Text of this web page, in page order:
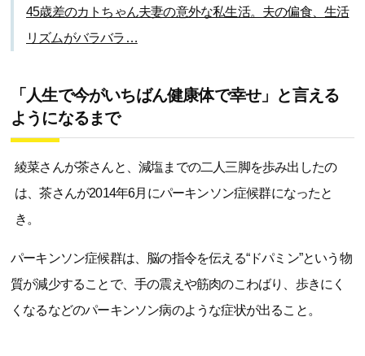
45歳差のカトちゃん夫妻の意外な私生活。夫の偏食、生活
リズムがバラバラ…
「人生で今がいちばん健康体で幸せ」と言える
ようになるまで
綾菜さんが茶さんと、減塩までの二人三脚を歩み出したの
は、茶さんが2014年6月にパーキンソン症候群になったと
き。
パーキンソン症候群は、脳の指令を伝える“ドパミン”という物
質が減少することで、手の震えや筋肉のこわばり、歩きにく
くなるなどのパーキンソン病のような症状が出ること。